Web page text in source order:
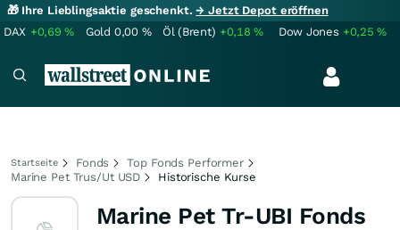
🎁 Ihre Lieblingsaktie geschenkt.→ Jetzt Depot eröffnen
DAX +0,69% Gold 0,00 % Öl (Brent) +0,18% Dow Jones +0,25%
Startseite Fonds
Top Fonds Performer
Marine Pet Trus/Ut USD
Historische Kurse
Marine Pet Tr-UBI Fonds